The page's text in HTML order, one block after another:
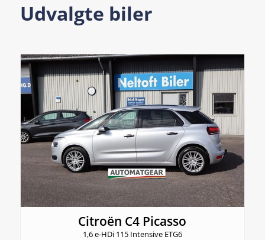
Udvalgte biler
Citroën C4 Picasso
1,6 e-HDi 115 Intensive ETG6